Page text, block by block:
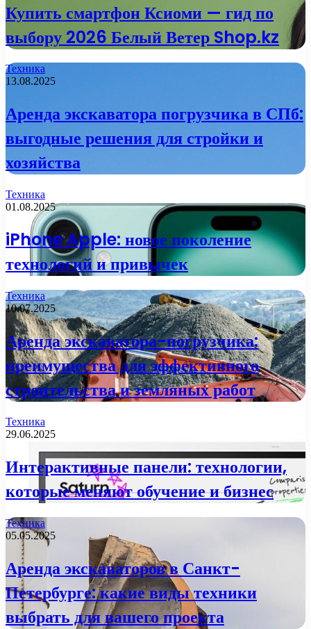
Купить смартфон Ксиоми — гид по
выбору 2026 Белый Ветер Shop.kz
Техника
13.08.2025
Аренда экскаватора погрузчика в СПб:
выгодные решения для стройки и
хозяйства
Техника
01.08.2025
iPhone Apple: новое поколение
технологий и привычек
Техника
10.07.2025
Аренда экскаватора-погрузчика:
преимущества для эффективного
строительства и земляных работ
Техника
29.06.2025
Интерактивные панели: технологии,
которые меняют обучение и бизнес
Техника
05.05.2025
Аренда экскаваторов в Санкт-
Петербурге: какие виды техники
выбрать для вашего проекта